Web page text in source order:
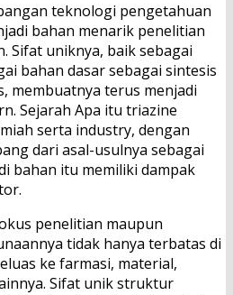
teknologi pengetahuan
bahan menarik penelitian
Sifat uniknya, baik sebagai
bahan dasar sebagai sintesis
membuatnya terus menjadi
Sejarah Apa itu triazine
serta industry, dengan
dari asal-usulnya sebagai
bahan itu memiliki dampak
penelitian maupun
tidak hanya terbatas di
ke farmasi, material,
Sifat unik struktur